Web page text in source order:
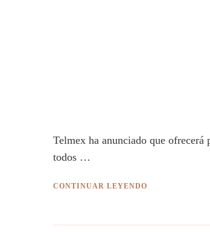
Telmex ha anunciado que
todos …
CONTINUAR LEYENDO